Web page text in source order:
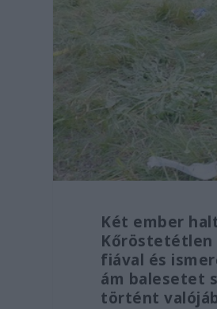
Két ember
Kőröstetétlen
fiával és
ám balesetet
történt